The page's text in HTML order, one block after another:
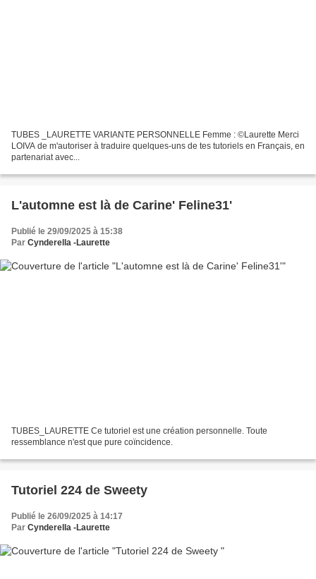
TUBES _LAURETTE VARIANTE PERSONNELLE Femme : ©Laurette Merci
LOIVA de m'autoriser à traduire quelques-uns de tes tutoriels en Français, en
partenariat avec...
L'automne est là de Carine' Feline31'
Publié le 29/09/2025 à 15:38
Par Cynderella -Laurette
TUBES_LAURETTE Ce tutoriel est une création personnelle. Toute
ressemblance n'est que pure coïncidence.
Tutoriel 224 de Sweety
Publié le 26/09/2025 à 14:17
Par Cynderella -Laurette